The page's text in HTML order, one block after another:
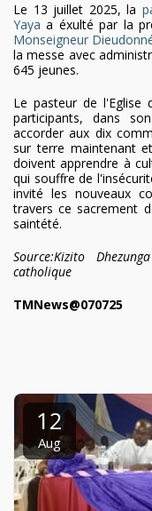
Le 13 juillet 2025, la
Yaya a éxulté par la
Monseigneur
la messe avec
645 jeunes.
Le pasteur de
participants, dans
accorder aux dix
sur terre maintenant
doivent apprendre à
qui souffre de
invité les nouveaux
travers ce sacrement
saintété.
Source:Kizito
catholique
TMNews@070725
12
Aug